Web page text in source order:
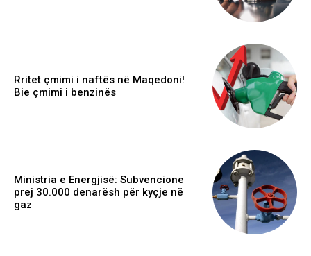
Rritet çmimi i naftës në Maqedoni!
Bie çmimi i benzinës
Ministria e Energjisë: Subvencione
prej 30.000 denarësh për kyçje në
gaz